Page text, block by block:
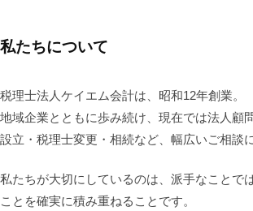
私たちについて
税理士法人ケイエム会計は、昭和12年創業。
地域企業とともに歩み続け、現在では法人顧
設立・税理士変更・相続など、幅広いご相談
私たちが大切にしているのは、派手なことで
ことを確実に積み重ねることです。